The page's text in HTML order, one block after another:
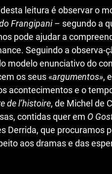
leitura é observar o
Frangipani– segundo a
pode ajudar a
Seguindo a observa-
modelo enunciativo do
os seus «argumentos»,
acontecimentos e o
de l’histoire, de Michel de
contidas quer em O
Derrida, que procuramos
aos dramas e das